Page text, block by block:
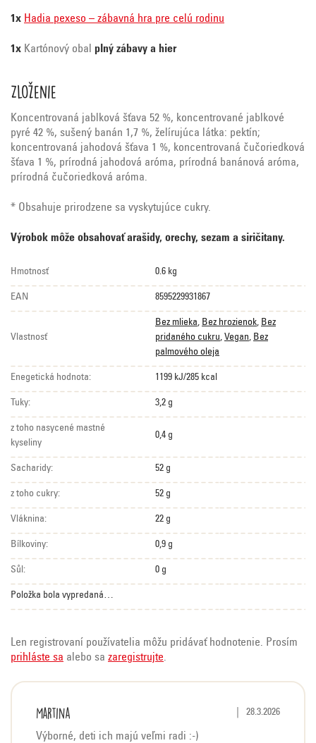
1x Hadia pexeso – zábavná hra pre celú rodinu
1x Kartónový obal plný zábavy a hier
Zloženie
Koncentrovaná jablková šťava 52 %, koncentrované jablkové
pyré 42 %, sušený banán 1,7 %, želírujúca látka: pektín;
koncentrovaná jahodová šťava 1 %, koncentrovaná čučoriedková
šťava 1 %, prírodná jahodová aróma, prírodná banánová aróma,
prírodná čučoriedková aróma.
* Obsahuje prirodzene sa vyskytujúce cukry.
Výrobok môže obsahovať arašidy, orechy, sezam a siričitany.
Hmotnosť 0.6 kg
EAN 8595229931867
Vlastnosť
Bez mlieka, Bez hrozienok, Bez
pridaného cukru, Vegan, Bez
palmového oleja
Enegetická hodnota: 1199 kJ/285 kcal
Tuky: 3,2 g
z toho nasycené mastné
kyseliny
0,4 g
Sacharidy: 52 g
z toho cukry: 52 g
Vláknina: 22 g
Bílkoviny: 0,9 g
Sůl: 0 g
Položka bola vypredaná…
Len registrovaní používatelia môžu pridávať hodnotenie. Prosím
prihláste sa alebo sa zaregistrujte.
Martina Hodnotenie
28.3.2026
Výborné, deti ich majú veľmi radi :-)